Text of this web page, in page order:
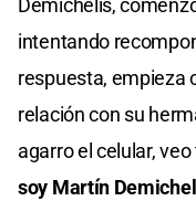
Demichelis,
intentando
respuesta, empieza
relación con su
agarro el celular,
soy Martín